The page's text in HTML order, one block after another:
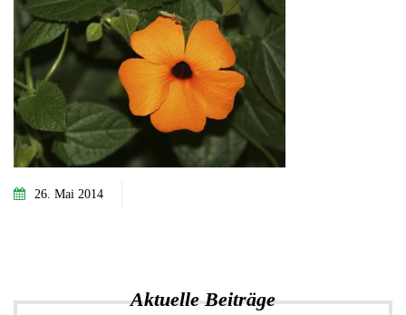
26. Mai 2014
Aktuelle Beiträge